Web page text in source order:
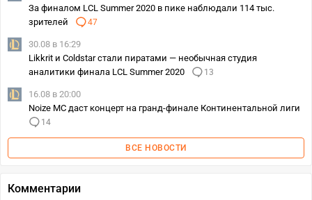
За финалом LCL Summer 2020 в пике наблюдали 114 тыс.
зрителей
47
30.08 в 16:29
Likkrit и Coldstar стали пиратами — необычная студия
аналитики финала LCL Summer 2020
13
16.08 в 20:00
Noize MC даст концерт на гранд-финале Континентальной лиги
14
ВСЕ НОВОСТИ
Комментарии